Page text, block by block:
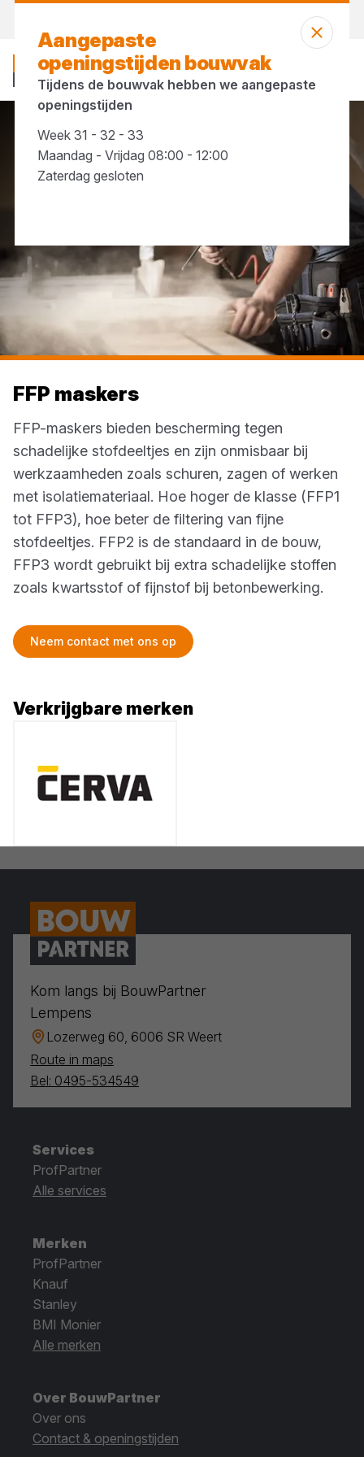
... FFP maskers
FFP maskers
FFP-maskers bieden bescherming tegen
schadelijke stofdeeltjes en zijn onmisbaar bij
werkzaamheden zoals schuren, zagen of werken
met isolatiemateriaal. Hoe hoger de klasse (FFP1
tot FFP3), hoe beter de filtering van fijne
stofdeeltjes. FFP2 is de standaard in de bouw,
FFP3 wordt gebruikt bij extra schadelijke stoffen
zoals kwartsstof of fijnstof bij betonbewerking.
Neem contact met ons op
Verkrijgbare merken
Aangepaste
openingstijden bouwvak
Tijdens de bouwvak hebben we aangepaste
openingstijden
Week 31 - 32 - 33
Maandag - Vrijdag 08:00 - 12:00
Zaterdag gesloten
Kom langs bij BouwPartner
Lempens
Lozerweg 60, 6006 SR Weert
Route in maps
Bel: 0495-534549
Services
ProfPartner
Alle services
Merken
ProfPartner
Knauf
Stanley
BMI Monier
Alle merken
Over BouwPartner
Over ons
Contact & openingstijden